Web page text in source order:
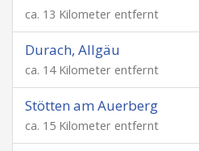
ca. 13 Kilometer entfernt
Durach, Allgäu
ca. 14 Kilometer entfernt
Stötten am Auerberg
ca. 15 Kilometer entfernt